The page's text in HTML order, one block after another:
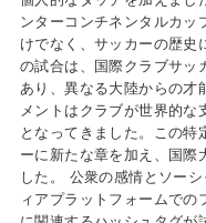
ンターコンチネンタルカ
けでなく、サッカーの歴史
の試合は、国際クラブサッ
あり、異なる大陸からの才
メントはクラブが世界的
となってきました。この
ーに新たな章を加え、国際
した。 公衆の感情とソー
ィアプラットフォームで